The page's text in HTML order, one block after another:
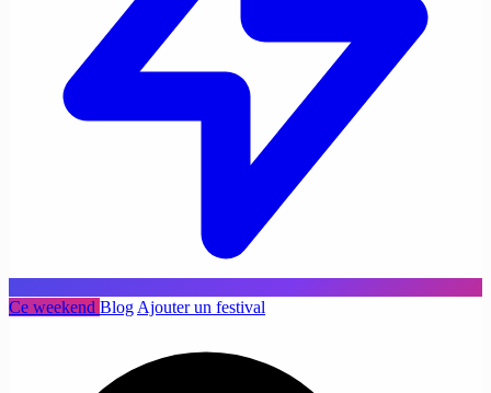
Ce weekend Blog Ajouter un festival